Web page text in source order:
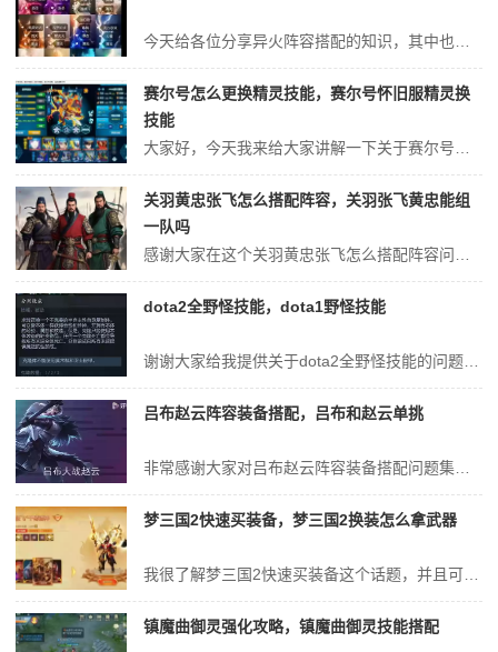
赛尔号怎么更换精灵技能，赛尔号怀旧服精灵换
技能
关羽黄忠张飞怎么搭配阵容，关羽张飞黄忠能组
一队吗
dota2全野怪技能，dota1野怪技能
吕布赵云阵容装备搭配，吕布和赵云单挑
梦三国2快速买装备，梦三国2换装怎么拿武器
镇魔曲御灵强化攻略，镇魔曲御灵技能搭配